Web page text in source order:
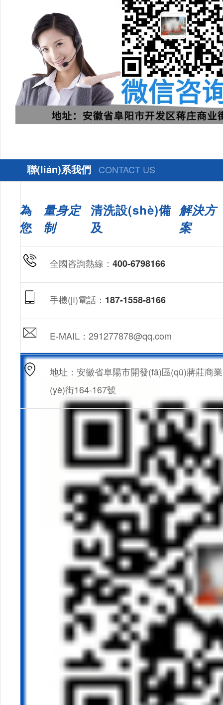
聯(lián)系我們 CONTACT US
為
您
量身定
制
清洗設(shè)備
及
解決方
案
全國咨詢熱線： 400-6798166
手機(jī)電話： 187-1558-8166
E-MAIL：291277878@qq.com
地址：安徽省阜陽市開發(fā)區(qū)蔣莊商業
(yè)街164-167號